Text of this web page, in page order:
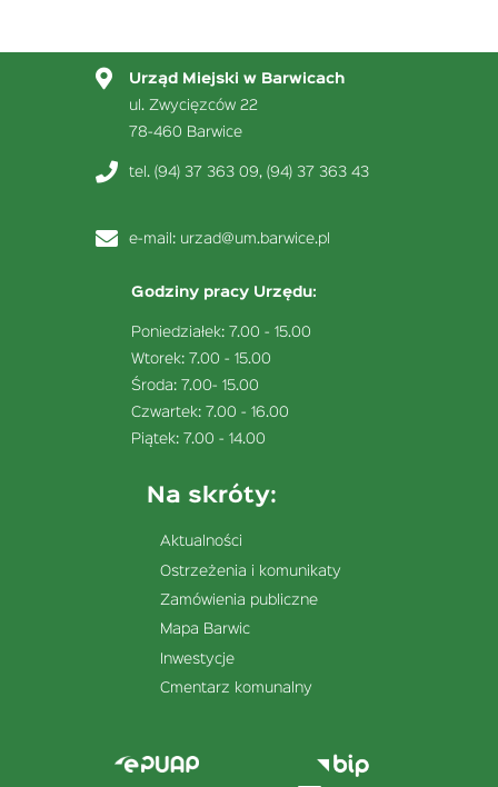
Urząd Miejski w Barwicach
ul. Zwycięzców 22
78-460 Barwice
tel. (94) 37 363 09, (94) 37 363 43
e-mail: urzad@um.barwice.pl
Godziny pracy Urzędu:
Poniedziałek: 7.00 - 15.00
Wtorek: 7.00 - 15.00
Środa: 7.00- 15.00
Czwartek: 7.00 - 16.00
Piątek: 7.00 - 14.00
Na skróty:
Aktualności
Ostrzeżenia i komunikaty
Zamówienia publiczne
Mapa Barwic
Inwestycje
Cmentarz komunalny
stopka